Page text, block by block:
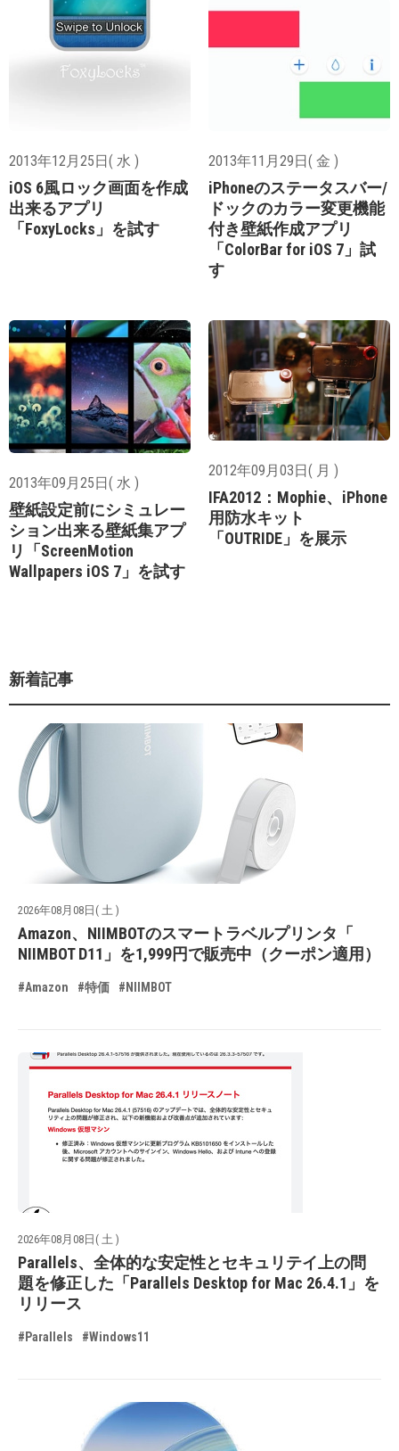
2013年12月25日( 水 )
iOS 6風ロック画面を作成
出来るアプリ
「FoxyLocks」を試す
2013年11月29日( 金 )
iPhoneのステータスバー/
ドックのカラー変更機能
付き壁紙作成アプリ
「ColorBar for iOS 7」試
す
2013年09月25日( 水 )
壁紙設定前にシミュレー
ション出来る壁紙集アプ
リ「ScreenMotion
Wallpapers iOS 7」を試す
2012年09月03日( 月 )
IFA2012：Mophie、iPhone
用防水キット
「OUTRIDE」を展示
新着記事
2026年08月08日( 土 )
Amazon、NIIMBOTのスマートラベルプリンタ「
NIIMBOT D11」を1,999円で販売中（クーポン適用）
#Amazon #特価 #NIIMBOT
2026年08月08日( 土 )
Parallels、全体的な安定性とセキュリテイ上の問
題を修正した「Parallels Desktop for Mac 26.4.1」を
リリース
#Parallels #Windows11